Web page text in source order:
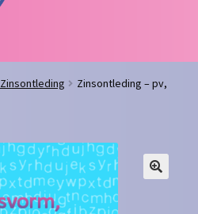
Zinsontleding
Zinsontleding – pv,